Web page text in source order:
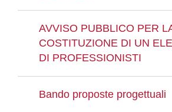
AVVISO PUBBLICO PER
COSTITUZIONE DI UN
DI PROFESSIONISTI
Bando proposte progettuali